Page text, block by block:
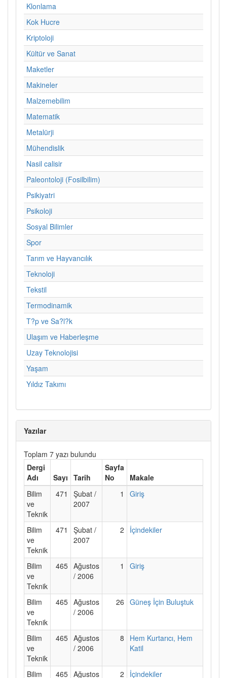
Klonlama
Kok Hucre
Kriptoloji
Kültür ve Sanat
Maketler
Makineler
Malzemebilim
Matematik
Metalürji
Mühendislik
Nasil calisir
Paleontoloji (Fosilbilim)
Psikiyatri
Psikoloji
Sosyal Bilimler
Spor
Tarım ve Hayvancılık
Teknoloji
Tekstil
Termodinamik
T?p ve Sa?l?k
Ulaşım ve Haberleşme
Uzay Teknolojisi
Yaşam
Yıldız Takımı
Yazılar
Toplam 7 yazı bulundu
Dergi
Adı
Sayı Tarih
Sayfa
No
Makale
Bilim
ve
Teknik
471
Şubat /
2007
1 Giriş
Bilim
ve
Teknik
471
Şubat /
2007
2 İçindekiler
Bilim
ve
Teknik
465 Ağustos
/ 2006
1 Giriş
Bilim
ve
Teknik
465 Ağustos
/ 2006
26 Güneş İçin Buluştuk
Bilim
ve
Teknik
465 Ağustos
/ 2006
8
Hem Kurtarıcı, Hem
Katil
Bilim 465 Ağustos 2 İçindekiler